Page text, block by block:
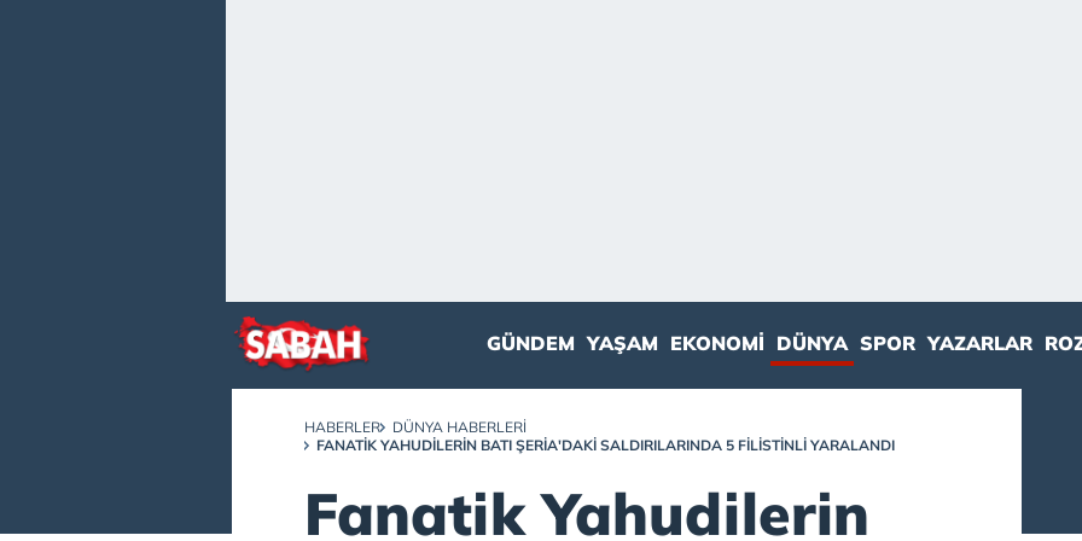
GÜNDEM YAŞAM EKONOMI DÜNYA SPOR YAZARLAR
HABERLER
DÜNYA HABERLERI
FANATIK YAHUDILERIN BATI ŞERIA'DAKI SALDIRILARINDA 5 FILISTINLI YARALANDI
Fanatik Yahudilerin